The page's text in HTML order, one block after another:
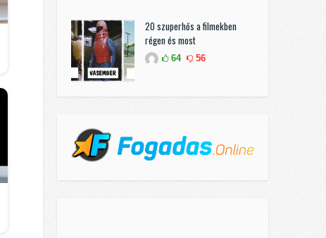
20 szuperhős a filmekben
régen és most
64 56